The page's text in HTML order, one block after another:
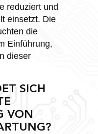
reduziert und
einsetzt. Die
die
Einführung,
dieser
SICH
VON